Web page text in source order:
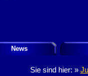
News
Sie sind hier: »